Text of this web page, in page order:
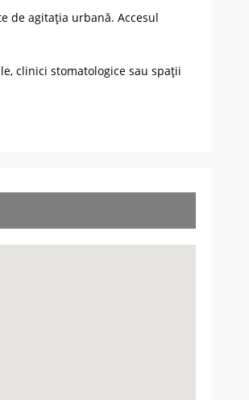
de agitația urbană. Accesul
clinici stomatologice sau spații